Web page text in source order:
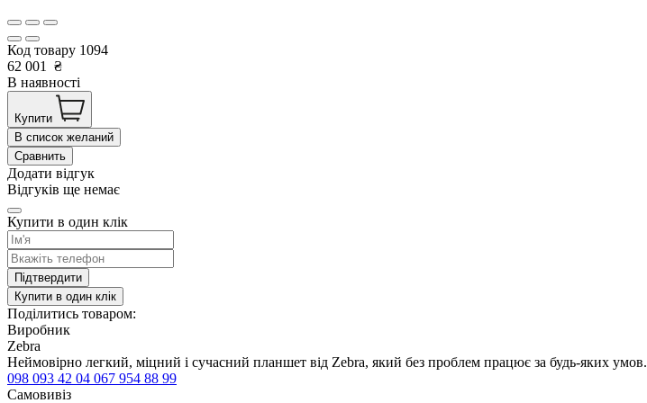
Код товару 1094
62 001
₴
В наявності
Купити
В список желаний
Сравнить
Додати відгук
Відгуків ще немає
Купити в один клік
Підтвердити
Купити в один клік
Поділитись товаром:
Виробник
Zebra
Неймовірно легкий, міцний і сучасний планшет від Zebra, який без проблем працює за будь-яких умов.
098 093 42 04 067 954 88 99
Самовивіз